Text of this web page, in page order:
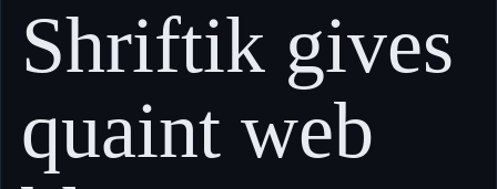
Shriftik gives
quaint web